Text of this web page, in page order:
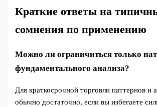
Краткие ответы на
сомнения по применению
Можно ли ограничиться только
фундаментального анализа?
Для краткосрочной торговли паттернов и
обычно достаточно, если вы избегаете